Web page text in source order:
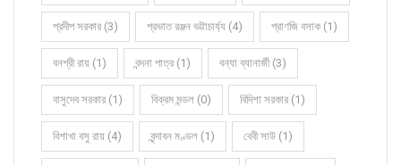
প্রদীপ সরকার (3) প্রভাত রঞ্জন ভট্টাচার্য্য (4) প্রাণজি বসাক (1)
বনশ্রী রায় (1) বন্দনা পাত্র (1) বন্যা ব্যানার্জী (3)
বাসুদেব সরকার (1) বিক্রম মন্ডল (0) বিদিশা সরকার (1)
বিশাখা বসু রায় (4) বৃন্দাবন মণ্ডল (1) বেবী সাউ (1)